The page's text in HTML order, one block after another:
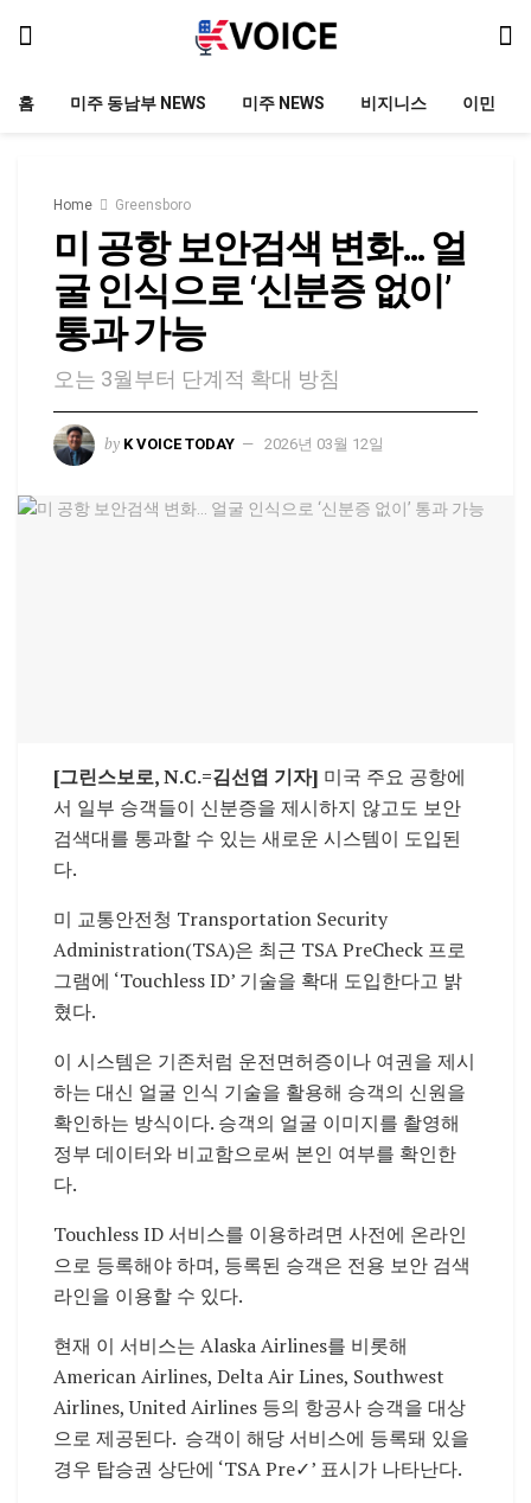
홈 미주 동남부 NEWS 미주 NEWS 비지니스 이민
Home Greensboro
미 공항 보안검색 변화… 얼
굴 인식으로 ‘신분증 없이’
통과 가능
오는 3월부터 단계적 확대 방침
by K VOICE TODAY 2026년 03월 12일
[그린스보로, N.C.=김선엽 기자] 미국 주요 공항에
서 일부 승객들이 신분증을 제시하지 않고도 보안
검색대를 통과할 수 있는 새로운 시스템이 도입된
다.
미 교통안전청 Transportation Security
Administration(TSA)은 최근 TSA PreCheck 프로
그램에 ‘Touchless ID’ 기술을 확대 도입한다고 밝
혔다.
이 시스템은 기존처럼 운전면허증이나 여권을 제시
하는 대신 얼굴 인식 기술을 활용해 승객의 신원을
확인하는 방식이다. 승객의 얼굴 이미지를 촬영해
정부 데이터와 비교함으로써 본인 여부를 확인한
다.
Touchless ID 서비스를 이용하려면 사전에 온라인
으로 등록해야 하며, 등록된 승객은 전용 보안 검색
라인을 이용할 수 있다.
현재 이 서비스는 Alaska Airlines를 비롯해
American Airlines, Delta Air Lines, Southwest
Airlines,United Airlines 등의 항공사 승객을 대상
으로 제공된다. 승객이 해당 서비스에 등록돼 있을
경우 탑승권 상단에 ‘TSA Pre✓’ 표시가 나타난다.